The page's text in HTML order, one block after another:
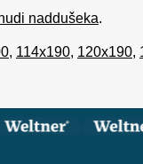
naddušeka.
, 114x190, 120x190,